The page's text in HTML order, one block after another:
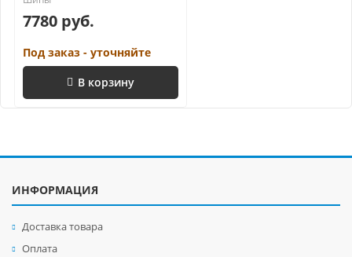
7780 руб.
Под заказ - уточняйте
В корзину
ИНФОРМАЦИЯ
Доставка товара
Оплата